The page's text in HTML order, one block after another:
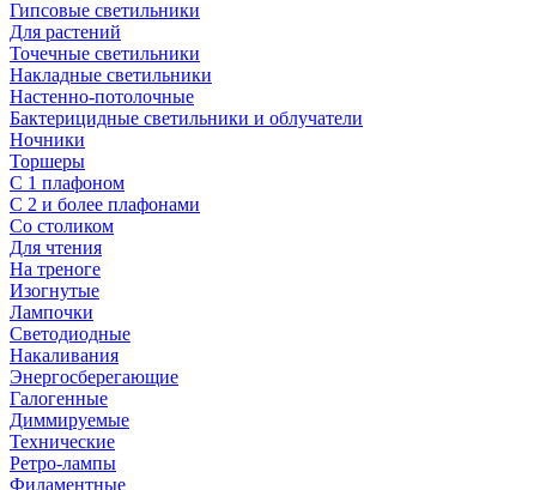
Гипсовые светильники
Для растений
Точечные светильники
Накладные светильники
Настенно-потолочные
Бактерицидные светильники и облучатели
Ночники
Торшеры
С 1 плафоном
С 2 и более плафонами
Со столиком
Для чтения
На треноге
Изогнутые
Лампочки
Светодиодные
Накаливания
Энергосберегающие
Галогенные
Диммируемые
Технические
Ретро-лампы
Филаментные